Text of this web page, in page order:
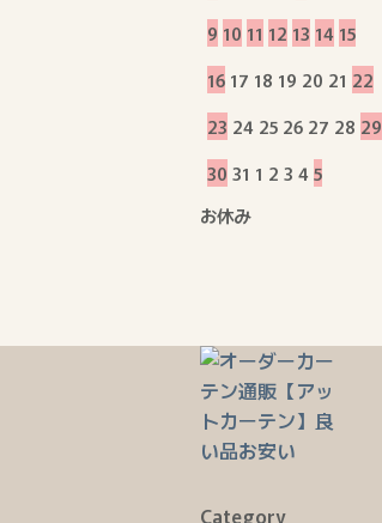
9 10 11 12 13 14 15
16 17 18 19 20 21 22
23 24 25 26 27 28 29
30 31 1 2 3 4 5
お休み
Category